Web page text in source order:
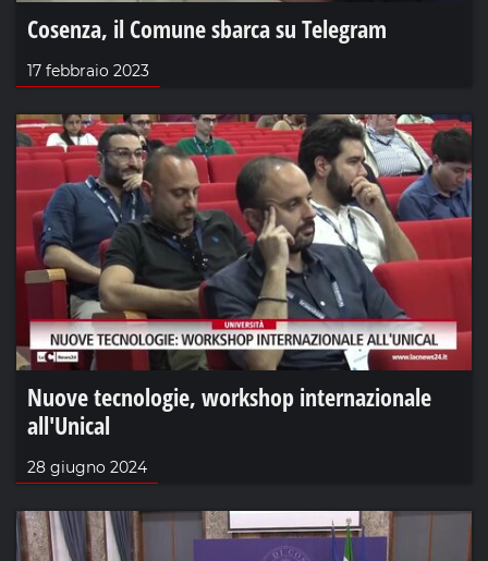
Cosenza, il Comune sbarca su Telegram
17 febbraio 2023
Nuove tecnologie, workshop internazionale
all'Unical
28 giugno 2024